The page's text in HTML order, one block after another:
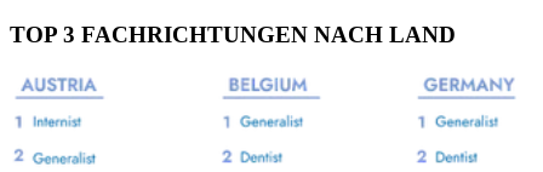
TOP 3 FACHRICHTUNGEN NACH LAND